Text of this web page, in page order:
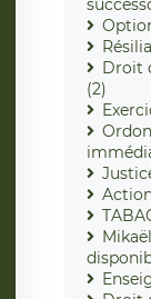
Droit
(2)